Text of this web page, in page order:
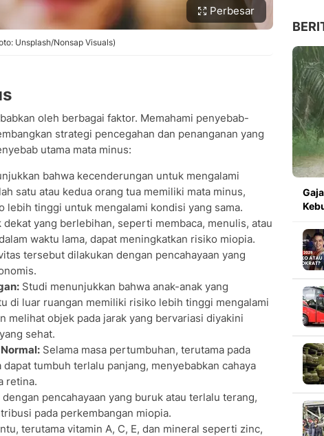
Perbesar
Unsplash/Nonsap Visuals)
oleh berbagai faktor. Memahami penyebab-
strategi pencegahan dan penanganan yang
utama mata minus:
bahwa kecenderungan untuk mengalami
satu atau kedua orang tua memiliki mata minus,
lebih tinggi untuk mengalami kondisi yang sama.
dekat yang berlebihan, seperti membaca, menulis, atau
waktu lama, dapat meningkatkan risiko miopia.
tersebut dilakukan dengan pencahayaan yang
Studi menunjukkan bahwa anak-anak yang
di luar ruangan memiliki risiko lebih tinggi mengalami
melihat objek pada jarak yang bervariasi diyakini
sehat.
Selama masa pertumbuhan, terutama pada
tumbuh terlalu panjang, menyebabkan cahaya
retina.
pencahayaan yang buruk atau terlalu terang,
pada perkembangan miopia.
terutama vitamin A, C, E, dan mineral seperti zinc,